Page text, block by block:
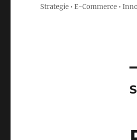
Strategie • E-Commerce •